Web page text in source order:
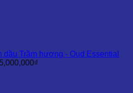
dầu Trầm hương - Oud Essential
₫